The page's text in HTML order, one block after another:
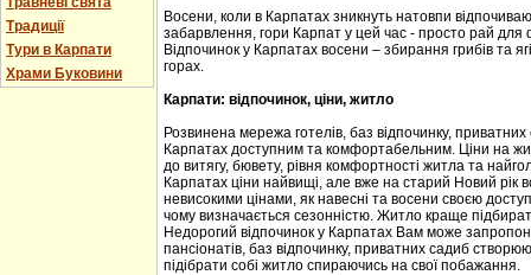
Традиції
Тури в Карпати
Храми Буковини
Восени, коли в Карпатах зникнуть натовпи
забарвлення, гори Карпат у цей час - просто рай
Відпочинок у Карпатах восени – збирання грибів та
горах.
Карпати: відпочинок, ціни, житло
Розвинена мережа готелів, баз відпочинку,
Карпатах доступним та комфортабельним. Ціни на
до витягу, бювету, рівня комфортності житла та
Карпатах ціни найвищі, але вже на старий Новий рік
невисокими цінами, як навесні та восени своєю
чому визначається сезонністю. Житло краще
Недорогий відпочинок у Карпатах Вам може
пансіонатів, баз відпочинку, приватних садиб
підібрати собі житло спираючись на свої побажання.